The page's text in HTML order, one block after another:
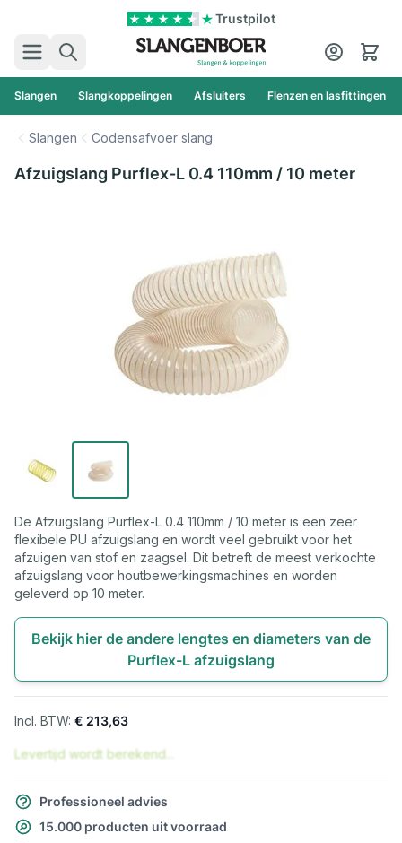
Trustpilot
Zoek
Cart
Slangen Slangkoppelingen Afsluiters Flenzen en lasfittingen
Slangen Codensafvoer slang
Afzuigslang Purflex-L 0.4 110mm / 10 meter
De Afzuigslang Purflex-L 0.4 110mm / 10 meter is een zeer
flexibele PU afzuigslang en wordt veel gebruikt voor het
afzuigen van stof en zaagsel. Dit betreft de meest verkochte
afzuigslang voor houtbewerkingsmachines en worden
geleverd op 10 meter.
Bekijk hier de andere lengtes en diameters van de
Purflex-L afzuigslang
€ 213,63
Levertijd wordt berekend...
Professioneel advies
15.000 producten uit voorraad